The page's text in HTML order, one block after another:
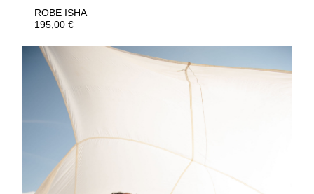
ROBE ISHA
195,00€